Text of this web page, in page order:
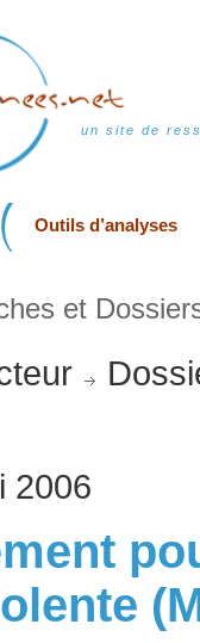
un site de
Outils d’analyses
et
2006